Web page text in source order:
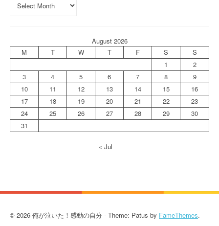
August 2026
M
T W T F S
S
1
2
3
4 5 6 7 8
9
10
11 12 13 14 15
16
17
18 19 20 21 22
23
24
25 26 27 28 29
30
31
« Jul
© 2026 俺が泣いた！感動の自分 - Theme: Patus by FameThemes.